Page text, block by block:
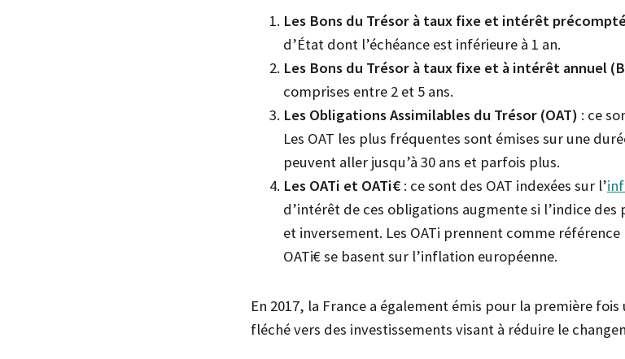
Les Bons du Trésor à taux fixe et intérêt
d’État dont l’échéance est inférieure à 1 an.
Les Bons du Trésor à taux fixe et à intérêt annuel
comprises entre 2 et 5 ans.
Les Obligations Assimilables du Trésor (OAT) : ce
Les OAT les plus fréquentes sont émises sur une
peuvent aller jusqu’à 30 ans et parfois plus.
Les OATi et OATi€ : ce sont des OAT indexées sur l’
d’intérêt de ces obligations augmente si l’indice
et inversement. Les OATi prennent comme
OATi€ se basent sur l’inflation européenne.
En 2017, la France a également émis pour la première
fléché vers des investissements visant à réduire le